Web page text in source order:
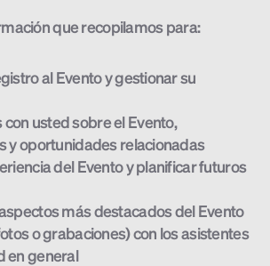
que recopilamos para:
al Evento y gestionar su
usted sobre el Evento,
y oportunidades relacionadas
del Evento y planificar futuros
más destacados del Evento
o grabaciones) con los asistentes
en general